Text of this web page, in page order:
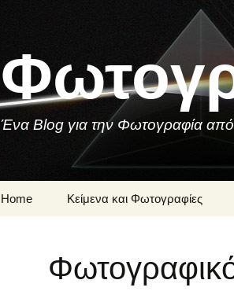
Ένα Blog για την Φωτογραφία από
Home Κείμενα και Φωτογραφίες
Ποιήματα και
Τραγούδια για τη